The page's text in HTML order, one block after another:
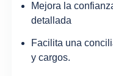
Mejora la
detallada
Facilita una
y cargos.